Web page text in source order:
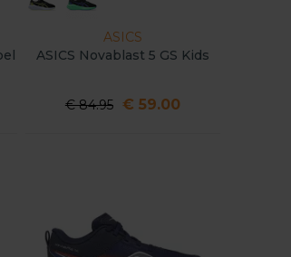
ASICS
ASICS Novablast 5 GS Kids
€ 84.95 € 59.00